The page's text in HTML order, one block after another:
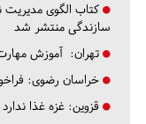
کتاب الگوی مدیریت
سازندگی منتشر شد
تهران: آموزش
خراسان رضوی:
قزوین: غزه غذا ندارد